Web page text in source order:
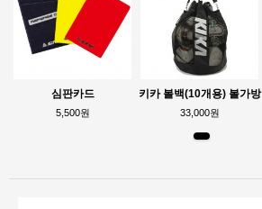
심판카드
5,500원
키카 볼백(10개용) 볼가방
33,000원